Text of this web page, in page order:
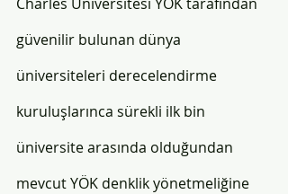
güvenilir bulunan dünya
üniversiteleri derecelendirme
kuruluşlarınca sürekli ilk bin
üniversite arasında olduğundan
mevcut YÖK denklik yönetmeliğine